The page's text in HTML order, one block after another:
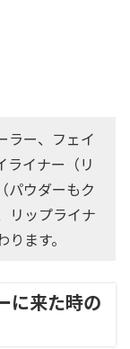
ラー、フェイ
ライナー（リ
パウダーもク
リップライナ
ます。
に来た時の